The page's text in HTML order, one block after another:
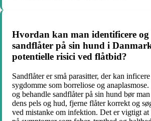
Hvordan kan man identificere og
sandflåter på sin hund i
potentielle risici ved flåtbid?
Sandflåter er små parasitter, der kan
sygdomme som borreliose og
og behandle sandflåter på sin hund bør
dens pels og hud, fjerne flåter korrekt og
ved mistanke om infektion. Det er vigtigt